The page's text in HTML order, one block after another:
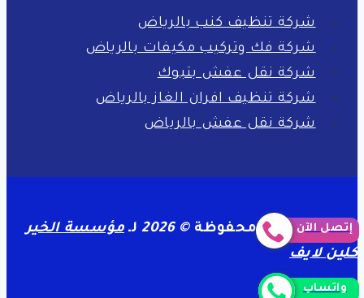
شركة تنظيف كنب بالرياض
شركة فك وتركيب مكيفات بالرياض
شركة نقل عفش بتبوك
شركة تنظيف افران الغاز بالرياض
شركة نقل عفش بالرياض
جميع الحقوق محفوظة© 2026 لـمؤسسة الخير
كلين لايف
إتصل الآن
واتساب